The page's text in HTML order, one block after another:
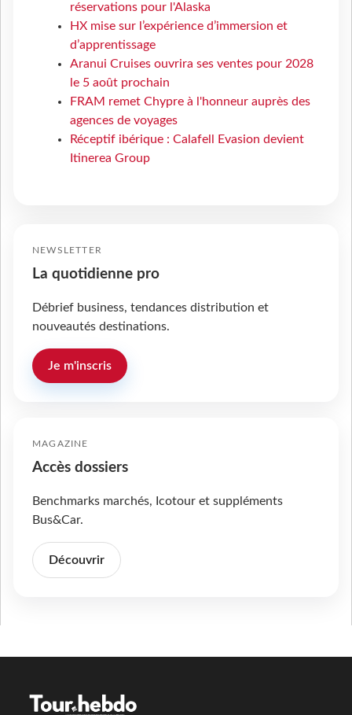
réservations pour l'Alaska
HX mise sur l’expérience d’immersion et
d’apprentissage
Aranui Cruises ouvrira ses ventes pour 2028
le 5 août prochain
FRAM remet Chypre à l'honneur auprès des
agences de voyages
Réceptif ibérique : Calafell Evasion devient
Itinerea Group
NEWSLETTER
La quotidienne pro
Débrief business, tendances distribution et
nouveautés destinations.
Je m'inscris
MAGAZINE
Accès dossiers
Benchmarks marchés, Icotour et suppléments
Bus&Car.
Découvrir